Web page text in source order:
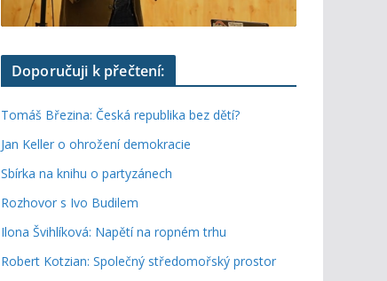
Doporučuji k přečtení:
Tomáš Březina: Česká republika bez dětí?
Jan Keller o ohrožení demokracie
Sbírka na knihu o partyzánech
Rozhovor s Ivo Budilem
Ilona Švihlíková: Napětí na ropném trhu
Robert Kotzian: Společný středomořský prostor